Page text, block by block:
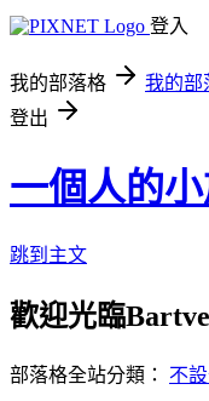
登入
我的部落格 我的部
登出
一個人的
跳到主文
歡迎光臨
部落格全站分類： 不